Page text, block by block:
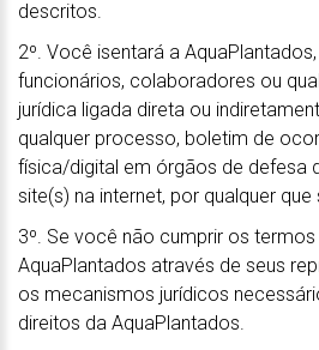
descritos.
2º. Você isentará a
funcionários, colaboradores ou
jurídica ligada direta ou
qualquer processo, boletim de
física/digital em órgãos de defesa
site(s) na internet, por qualquer que
3º. Se você não cumprir os
AquaPlantados através de seus
os mecanismos jurídicos
direitos da AquaPlantados.